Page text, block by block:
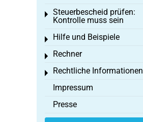
Steuerbescheid prüfen:
Kontrolle muss sein
Toggle menu
Hilfe und Beispiele
Toggle menu
Rechner
Toggle menu
Rechtliche Informationen
Toggle menu
Impressum
Presse